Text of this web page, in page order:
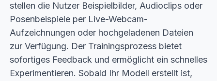
stellen die Nutzer Beispielbilder, Audioclips oder
Posenbeispiele per Live-Webcam-
Aufzeichnungen oder hochgeladenen Dateien
zur Verfügung. Der Trainingsprozess bietet
sofortiges Feedback und ermöglicht ein schnelles
Experimentieren. Sobald Ihr Modell erstellt ist,